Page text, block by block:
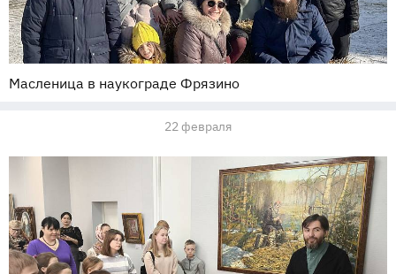
Масленица в наукограде Фрязино
22 февраля